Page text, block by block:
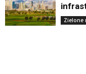
Zielone